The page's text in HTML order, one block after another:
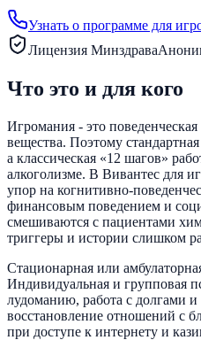
Узнать о программе для
Лицензия Минздрава
Что это и для кого
Игромания - это поведенческая
вещества. Поэтому
а классическая «12 шагов»
алкоголизме. В Вивантес для
упор на когнитивно-
финансовым поведением и
смешиваются с пациентами
триггеры и истории слишком
Стационарная или
Индивидуальная и групповая
лудоманию, работа с долгами
восстановление отношений с
при доступе к интернету и